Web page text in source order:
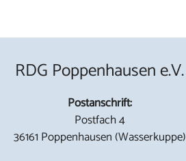
RDG Poppenhausen e.V.
Postanschrift:
Postfach 4
36161 Poppenhausen (Wasserkuppe)